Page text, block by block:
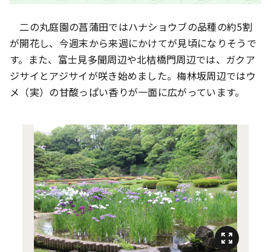
二の丸庭園の菖蒲田ではハナショウブの品種の約5割
が開花し、今週末から来週にかけてが見頃になりそうで
す。また、富士見多聞周辺や北桔橋門周辺では、ガクア
ジサイとアジサイが咲き始めました。梅林坂周辺ではウ
メ（実）の甘酸っぱい香りが一面に広がっています。